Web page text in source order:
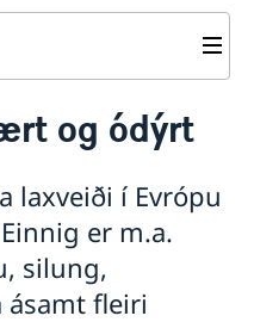
og ódýrt
laxveiði í Evrópu
er m.a.
silung,
fleiri